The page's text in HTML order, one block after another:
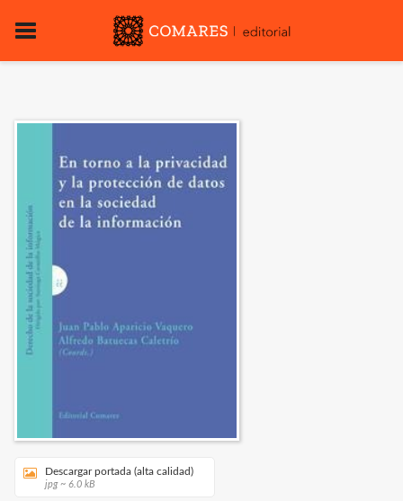
Descargar portada (alta calidad)
jpg ~ 6.0 kB